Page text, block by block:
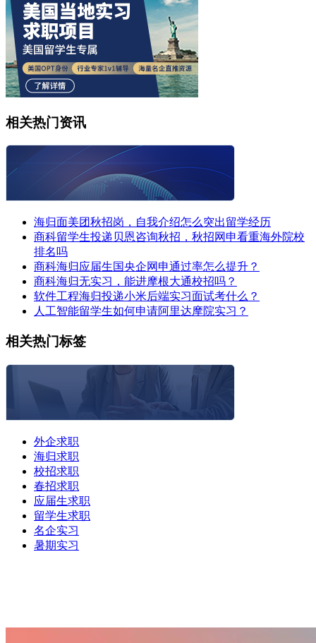
相关热门资讯
海归面美团秋招岗，自我介绍怎么突出留学经历
商科留学生投递贝恩咨询秋招，秋招网申看重海外院校
排名吗
商科海归应届生国央企网申通过率怎么提升？
商科海归无实习，能进摩根大通校招吗？
软件工程海归投递小米后端实习面试考什么？
人工智能留学生如何申请阿里达摩院实习？
相关热门标签
外企求职
海归求职
校招求职
春招求职
应届生求职
留学生求职
名企实习
暑期实习